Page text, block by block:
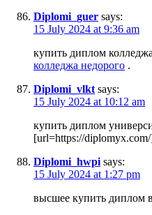
Diplomi_guer says:
15 July 2024 at 9:36 am
купить диплом
колледжа недорого .
Diplomi_vlkt says:
15 July 2024 at 10:12 am
купить диплом
[url=https://
Diplomi_hwpi says:
15 July 2024 at 1:27 pm
высшее купить диплом